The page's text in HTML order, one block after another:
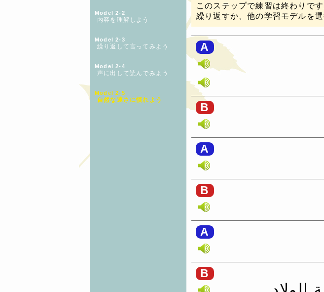
Model 2-2
内容を理解しよう
Model 2-3
繰り返して言ってみよう
Model 2-4
声に出して読んでみよう
Model 2-5
自然な速さに慣れよう
このステップで練習は終わりで
繰り返すか、他の学習モデルを
A
B
A
B
A
B